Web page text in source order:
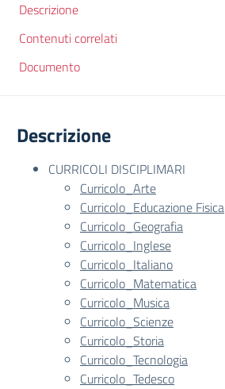
Descrizione
Contenuti correlati
Documento
Descrizione
CURRICOLI DISCIPLIMARI
Curricolo_Arte
Curricolo_Educazione Fisica
Curricolo_Geografia
Curricolo_Inglese
Curricolo_Italiano
Curricolo_Matematica
Curricolo_Musica
Curricolo_Scienze
Curricolo_Storia
Curricolo_Tecnologia
Curricolo_Tedesco